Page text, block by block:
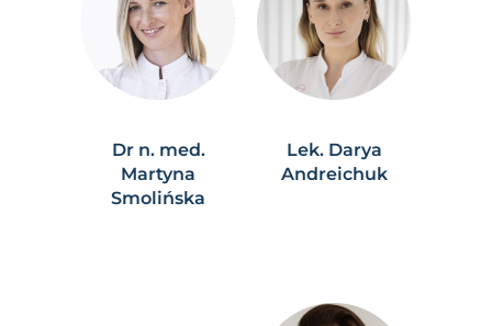
Dr n. med.
Martyna
Smolińska
Lek. Darya
Andreichuk